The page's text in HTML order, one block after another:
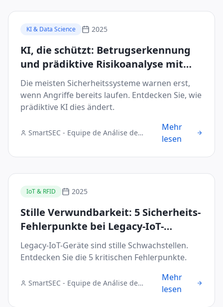
KI & Data Science 2025
KI, die schützt: Betrugserkennung
und prädiktive Risikoanalyse mit
99% Genauigkeit
Die meisten Sicherheitssysteme warnen erst,
wenn Angriffe bereits laufen. Entdecken Sie, wie
prädiktive KI dies ändert.
SmartSEC - Equipe de Análise de
Mehr
lesen
IoT & RFID 2025
Stille Verwundbarkeit: 5 Sicherheits-
Fehlerpunkte bei Legacy-IoT-
Geräten
Legacy-IoT-Geräte sind stille Schwachstellen.
Entdecken Sie die 5 kritischen Fehlerpunkte.
SmartSEC - Equipe de Análise de
Mehr
lesen